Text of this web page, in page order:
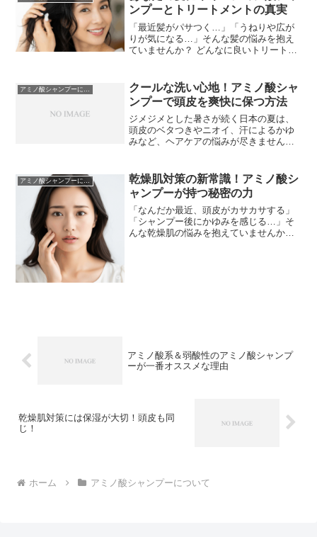
ンプーとトリートメントの真実
「最近髪がパサつく…」「うねりや広が
りが気になる…」そんな髪の悩みを抱え
ていませんか？ どんなに良いトリートメ
もしれません。今回は、髪と頭皮をいた
わるアミノ酸シャンプーと...
クールな洗い心地！アミノ酸シャ
ンプーで頭皮を爽快に保つ方法
ジメジメとした暑さが続く日本の夏は、
頭皮のベタつきやニオイ、汗によるかゆ
みなど、ヘアケアの悩みが尽きませんよ
ひ試してほしいのがアミノ酸シャンプー
です！「アミノ酸シャンプ...
アミノ酸シャンプーについて
乾燥肌対策の新常識！アミノ酸シ
ャンプーが持つ秘密の力
「なんだか最近、頭皮がカサカサする」
「シャンプー後にかゆみを感じる…」そ
んな乾燥肌の悩みを抱えていませんか？
アミノ酸系＆弱酸性のアミノ酸シャンプ
ーが一番オススメな理由
乾燥肌対策には保湿が大切！頭皮も同
じ！
ホーム アミノ酸シャンプーについて